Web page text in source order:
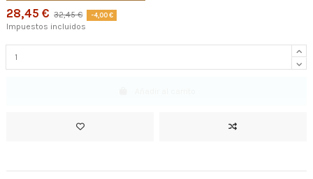
28,45 € 32,45 € -4,00 €
Impuestos incluidos